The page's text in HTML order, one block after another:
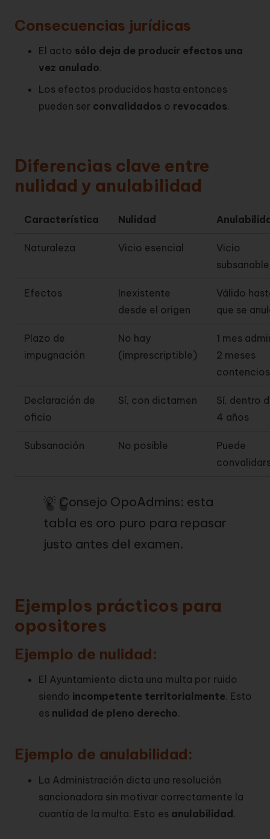
Consecuencias jurídicas
El acto sólo deja de producir efectos una
vez anulado.
Los efectos producidos hasta entonces
pueden ser convalidados o revocados.
Diferencias clave entre
nulidad y anulabilidad
Característica Nulidad
Naturaleza Vicio esencial
Vicio
subsanable
Efectos
Inexistente
desde el origen
Válido
que se
Plazo de
impugnación
No hay
(imprescriptible)
1 mes
2 meses
Declaración de
oficio
Sí, con dictamen
Sí, dentro
4 años
Subsanación No posible
Puede
💡 Consejo OpoAdmins: esta
tabla es oro puro para repasar
justo antes del examen.
Ejemplos prácticos para
opositores
Ejemplo de nulidad:
El Ayuntamiento dicta una multa por ruido
siendo incompetente territorialmente. Esto
es nulidad de pleno derecho.
Ejemplo de anulabilidad:
La Administración dicta una resolución
sancionadora sin motivar correctamente la
cuantía de la multa. Esto es anulabilidad.